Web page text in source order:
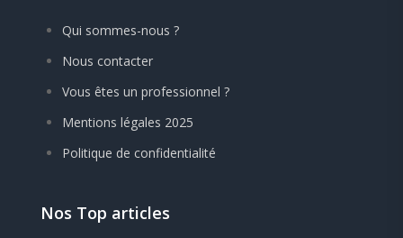
Qui sommes-nous ?
Nous contacter
Vous êtes un professionnel ?
Mentions légales 2025
Politique de confidentialité
Nos Top articles